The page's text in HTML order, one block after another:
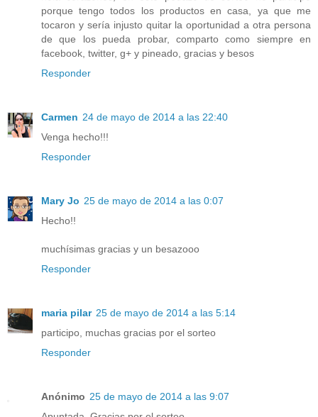
porque tengo todos los productos en casa, ya que me
tocaron y sería injusto quitar la oportunidad a otra persona
de que los pueda probar, comparto como siempre en
facebook, twitter, g+ y pineado, gracias y besos
Responder
Carmen 24 de mayo de 2014 a las 22:40
Venga hecho!!!
Responder
Mary Jo 25 de mayo de 2014 a las 0:07
Hecho!!
muchísimas gracias y un besazooo
Responder
maria pilar 25 de mayo de 2014 a las 5:14
participo, muchas gracias por el sorteo
Responder
Anónimo 25 de mayo de 2014 a las 9:07